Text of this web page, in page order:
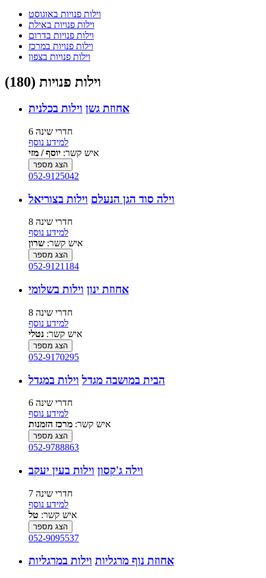
וילות פנויות באוגוסט
וילות פנויות באילת
וילות פנויות בדרום
וילות פנויות במרכז
וילות פנויות בצפון
וילות פנויות (180)
אחוזת גשן וילות בכלנית
6 חדרי שינה
למידע נוסף
איש קשר: יוסף / מזי
הצג מספר
052-9125042
וילה סוד הגן הנעלם וילות בצוריאל
8 חדרי שינה
למידע נוסף
איש קשר: שרון
הצג מספר
052-9121184
אחוזת ינון וילות בשלומי
8 חדרי שינה
למידע נוסף
איש קשר: נטלי
הצג מספר
052-9170295
הבית במושבה מגדל וילות במגדל
6 חדרי שינה
למידע נוסף
איש קשר: מרכז הזמנות
הצג מספר
052-9788863
וילה ג'קסון וילות בעין יעקב
7 חדרי שינה
למידע נוסף
איש קשר: טל
הצג מספר
052-9095537
אחוזת נוף מרגליות וילות במרגליות